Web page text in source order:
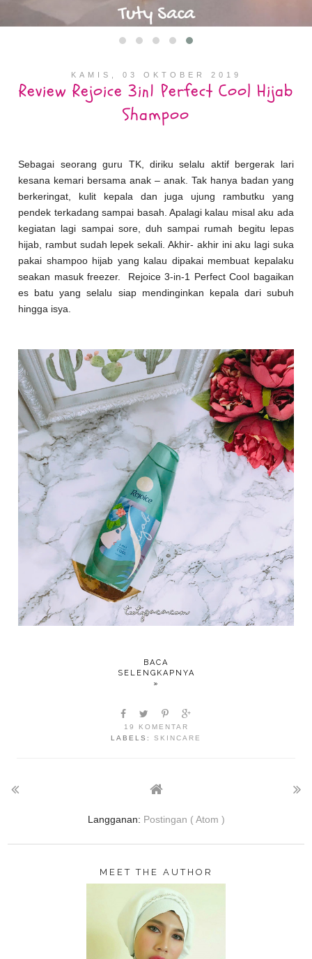
KAMIS, 03 OKTOBER 2019
Review Rejoice 3in1 Perfect Cool Hijab
Shampoo
Sebagai seorang guru TK, diriku selalu aktif bergerak lari
kesana kemari bersama anak – anak. Tak hanya badan yang
berkeringat, kulit kepala dan juga ujung rambutku yang
pendek terkadang sampai basah. Apalagi kalau misal aku ada
kegiatan lagi sampai sore, duh sampai rumah begitu lepas
hijab, rambut sudah lepek sekali. Akhir- akhir ini aku lagi suka
pakai shampoo hijab yang kalau dipakai membuat kepalaku
seakan masuk freezer.
Rejoice 3-in-1 Perfect Cool bagaikan
es batu yang selalu siap mendinginkan kepala dari subuh
hingga isya.
BACA
SELENGKAPNYA
»
19 KOMENTAR
LABELS: SKINCARE
Langganan: Postingan ( Atom )
MEET THE AUTHOR